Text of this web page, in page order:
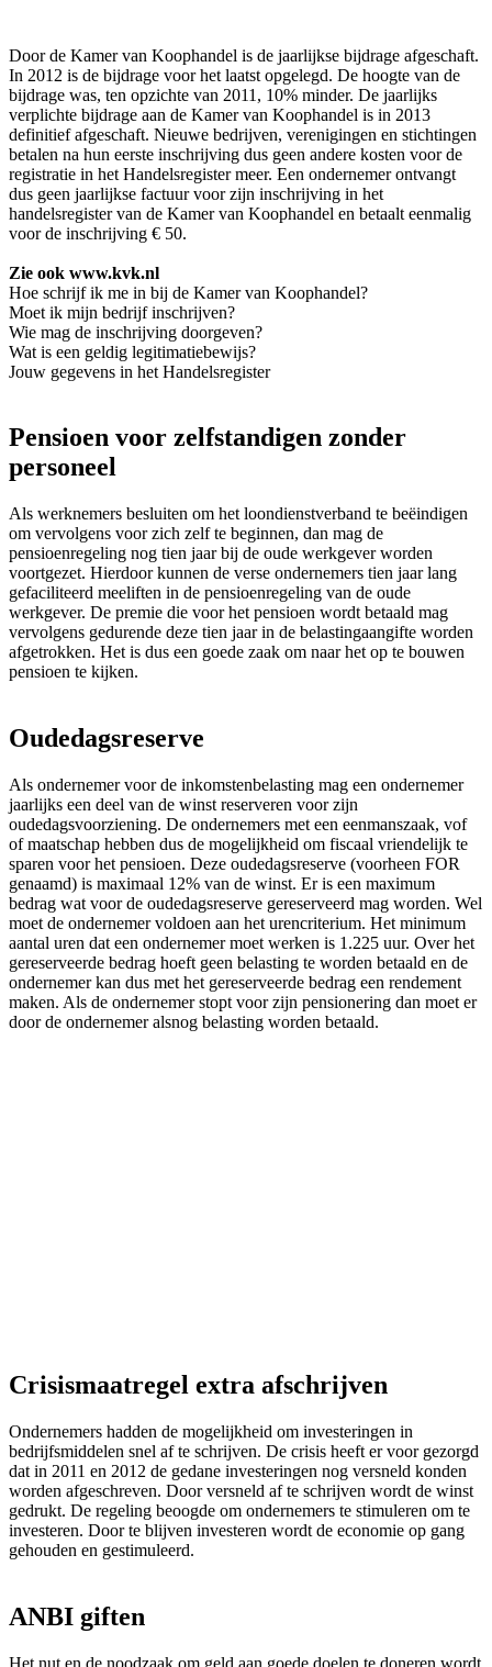
Door de Kamer van Koophandel is de jaarlijkse bijdrage afgeschaft.
In 2012 is de bijdrage voor het laatst opgelegd. De hoogte van de
bijdrage was, ten opzichte van 2011, 10% minder. De jaarlijks
verplichte bijdrage aan de Kamer van Koophandel is in 2013
definitief afgeschaft. Nieuwe bedrijven, verenigingen en stichtingen
betalen na hun eerste inschrijving dus geen andere kosten voor de
registratie in het Handelsregister meer. Een ondernemer ontvangt
dus geen jaarlijkse factuur voor zijn inschrijving in het
handelsregister van de Kamer van Koophandel en betaalt eenmalig
voor de inschrijving € 50.
Zie ook www.kvk.nl
Hoe schrijf ik me in bij de Kamer van Koophandel?
Moet ik mijn bedrijf inschrijven?
Wie mag de inschrijving doorgeven?
Wat is een geldig legitimatiebewijs?
Jouw gegevens in het Handelsregister
Pensioen voor zelfstandigen zonder
personeel
Als werknemers besluiten om het loondienstverband te beëindigen
om vervolgens voor zich zelf te beginnen, dan mag de
pensioenregeling nog tien jaar bij de oude werkgever worden
voortgezet. Hierdoor kunnen de verse ondernemers tien jaar lang
gefaciliteerd meeliften in de pensioenregeling van de oude
werkgever. De premie die voor het pensioen wordt betaald mag
vervolgens gedurende deze tien jaar in de belastingaangifte worden
afgetrokken. Het is dus een goede zaak om naar het op te bouwen
pensioen te kijken.
Oudedagsreserve
Als ondernemer voor de inkomstenbelasting mag een ondernemer
jaarlijks een deel van de winst reserveren voor zijn
oudedagsvoorziening. De ondernemers met een eenmanszaak, vof
of maatschap hebben dus de mogelijkheid om fiscaal vriendelijk te
sparen voor het pensioen. Deze oudedagsreserve (voorheen FOR
genaamd) is maximaal 12% van de winst. Er is een maximum
bedrag wat voor de oudedagsreserve gereserveerd mag worden. Wel
moet de ondernemer voldoen aan het urencriterium. Het minimum
aantal uren dat een ondernemer moet werken is 1.225 uur. Over het
gereserveerde bedrag hoeft geen belasting te worden betaald en de
ondernemer kan dus met het gereserveerde bedrag een rendement
maken. Als de ondernemer stopt voor zijn pensionering dan moet er
door de ondernemer alsnog belasting worden betaald.
Crisismaatregel extra afschrijven
Ondernemers hadden de mogelijkheid om investeringen in
bedrijfsmiddelen snel af te schrijven. De crisis heeft er voor gezorgd
dat in 2011 en 2012 de gedane investeringen nog versneld konden
worden afgeschreven. Door versneld af te schrijven wordt de winst
gedrukt. De regeling beoogde om ondernemers te stimuleren om te
investeren. Door te blijven investeren wordt de economie op gang
gehouden en gestimuleerd.
ANBI giften
Het nut en de noodzaak om geld aan goede doelen te doneren wordt